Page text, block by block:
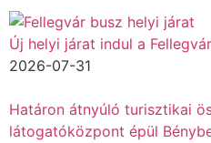
Új helyi járat indul a
2026-07-31
Határon átnyúló turisztikai
látogatóközpont épül